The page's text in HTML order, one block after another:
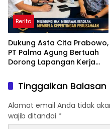
Berita
Dukung Asta Cita Prabowo,
PT Palma Agung Bertuah
Dorong Lapangan Kerja
Tinggalkan Balasan
Alamat email Anda tidak
wajib ditandai *